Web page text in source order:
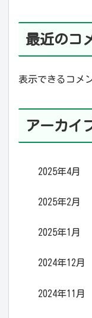
最近のコ
表示できるコメ
アーカイ
2025年4月
2025年2月
2025年1月
2024年12月
2024年11月